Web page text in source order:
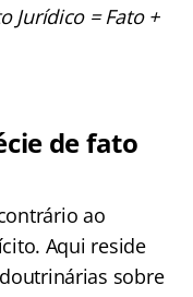
Jurídico = Fato +
de fato
ao
Aqui reside
sobre